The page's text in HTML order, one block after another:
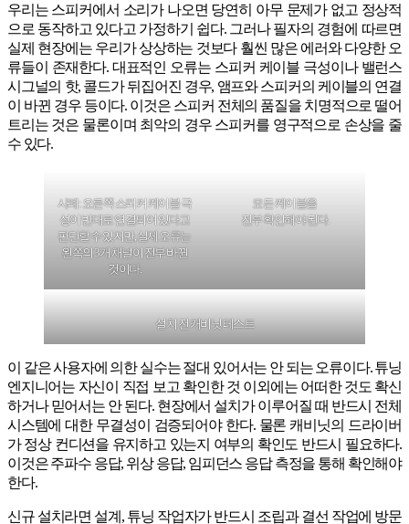
우리는 스피커에서 소리가 나오면 당연히 아무 문제가 없고 정상적
으로 동작하고 있다고 가정하기 쉽다. 그러나 필자의 경험에 따르면
실제 현장에는 우리가 상상하는 것보다 훨씬 많은 에러와 다양한 오
류들이 존재한다. 대표적인 오류는 스피커 케이블 극성이나 밸런스
시그널의 핫, 콜드가 뒤집어진 경우, 앰프와 스피커의 케이블의 연결
이 바뀐 경우 등이다. 이것은 스피커 전체의 품질을 치명적으로 떨어
트리는 것은 물론이며 최악의 경우 스피커를 영구적으로 손상을 줄
수 있다.
사례: 오른쪽 스피커 케이블 극
성이 반대로 연결되어 있다고
판단할 수 있지만, 실제 오류는
왼쪽의 3개 채널이 전부 바뀐
것이다.
모든 케이블을
전부 확인해야 된다.
설치 전 캐비닛 테스트
이 같은 사용자에 의한 실수는 절대 있어서는 안 되는 오류이다. 튜닝
엔지니어는 자신이 직접 보고 확인한 것 이외에는 어떠한 것도 확신
하거나 믿어서는 안 된다. 현장에서 설치가 이루어질 때 반드시 전체
시스템에 대한 무결성이 검증되어야 한다. 물론 캐비닛의 드라이버
가 정상 컨디션을 유지하고 있는지 여부의 확인도 반드시 필요하다.
이것은 주파수 응답, 위상 응답, 임피던스 응답 측정을 통해 확인해야
한다.
신규 설치라면 설계, 튜닝 작업자가 반드시 조립과 결선 작업에 방문